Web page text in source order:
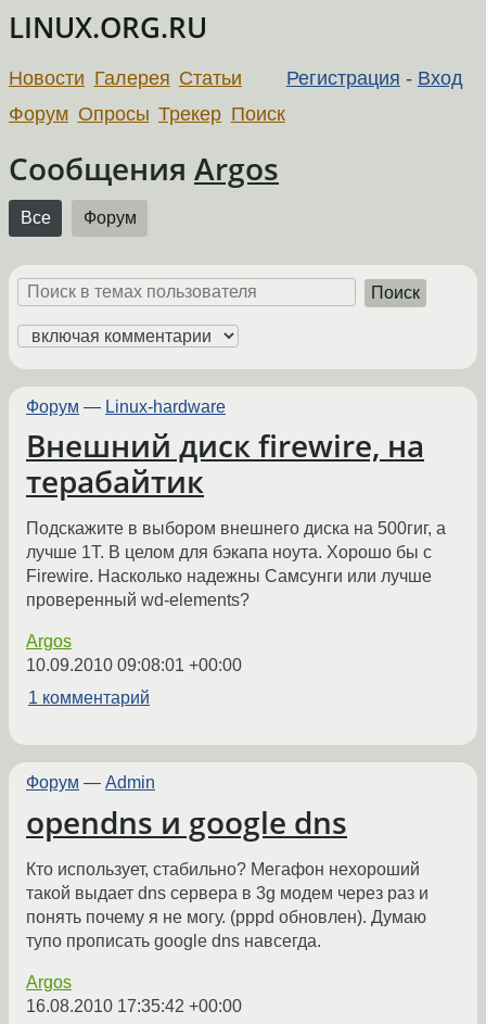
LINUX.ORG.RU
Регистрация - Вход
Новости Галерея Статьи
Форум Опросы Трекер Поиск
Сообщения Argos
Все Форум
Поиск
Форум — Linux-hardware
Внешний диск firewire, на
терабайтик
Подскажите в выбором внешнего диска на 500гиг, а
лучше 1Т. В целом для бэкапа ноута. Хорошо бы с
Firewire. Насколько надежны Самсунги или лучше
проверенный wd-elements?
Argos
10.09.2010 09:08:01 +00:00
1 комментарий
Форум — Admin
opendns и google dns
Кто использует, стабильно? Мегафон нехороший
такой выдает dns сервера в 3g модем через раз и
понять почему я не могу. (pppd обновлен). Думаю
тупо прописать google dns навсегда.
Argos
16.08.2010 17:35:42 +00:00